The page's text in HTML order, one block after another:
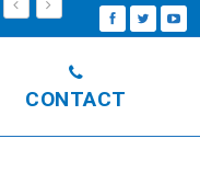
CONTACT